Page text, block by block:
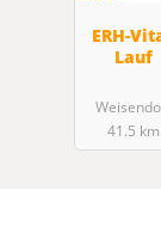
ERH-
Lauf
41.5 km